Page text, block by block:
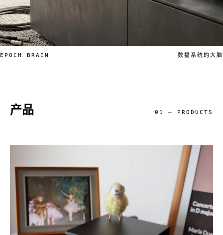
EPOCH BRAIN 数播系统的大脑
产品 01 — PRODUCTS